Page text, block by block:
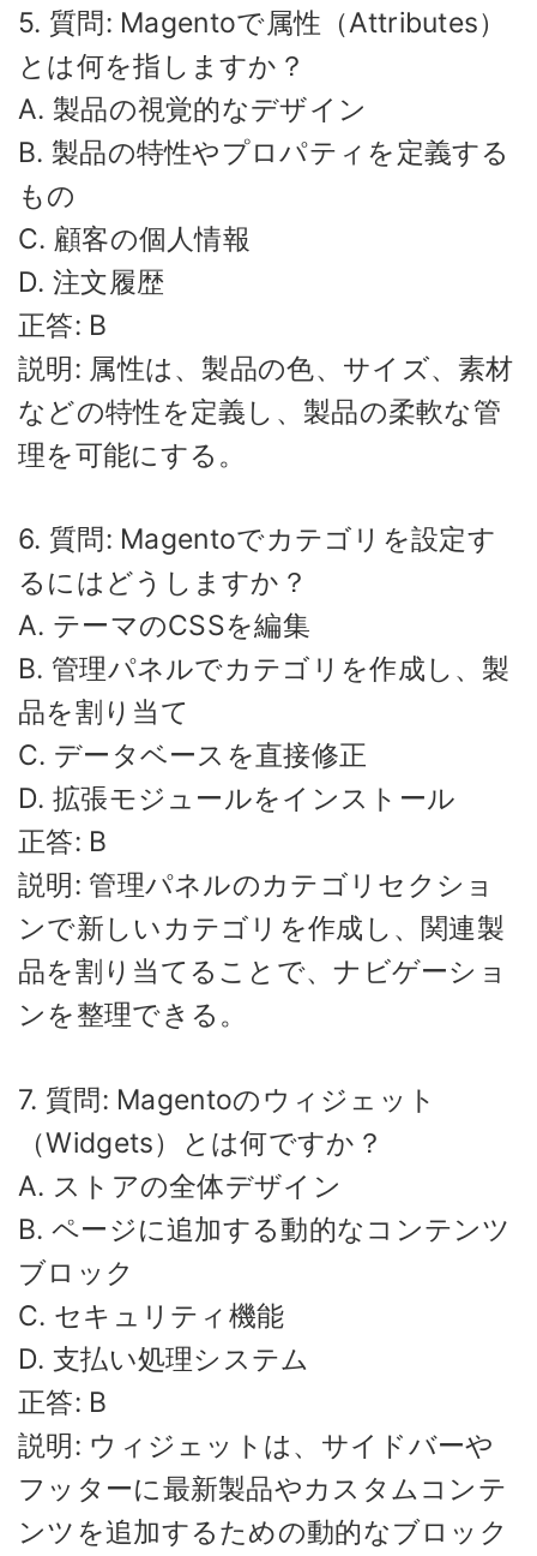
5. 質問: Magentoで属性（Attributes）
とは何を指しますか？
A. 製品の視覚的なデザイン
B. 製品の特性やプロパティを定義する
もの
C. 顧客の個人情報
D. 注文履歴
正答: B
説明: 属性は、製品の色、サイズ、素材
などの特性を定義し、製品の柔軟な管
理を可能にする。
6. 質問: Magentoでカテゴリを設定す
るにはどうしますか？
A. テーマのCSSを編集
B. 管理パネルでカテゴリを作成し、製
品を割り当て
C. データベースを直接修正
D. 拡張モジュールをインストール
正答: B
説明: 管理パネルのカテゴリセクショ
ンで新しいカテゴリを作成し、関連製
品を割り当てることで、ナビゲーショ
ンを整理できる。
7. 質問: Magentoのウィジェット
（Widgets）とは何ですか？
A. ストアの全体デザイン
B. ページに追加する動的なコンテンツ
ブロック
C. セキュリティ機能
D. 支払い処理システム
正答: B
説明: ウィジェットは、サイドバーや
フッターに最新製品やカスタムコンテ
ンツを追加するための動的なブロック